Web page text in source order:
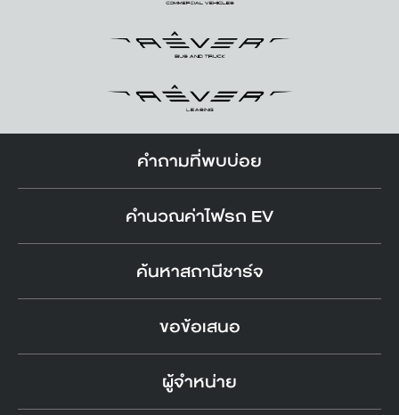
คำถามที่พบบ่อย
คำนวณค่าไฟรถ EV
ค้นหาสถานีชาร์จ
ขอข้อเสนอ
ผู้จำหน่าย